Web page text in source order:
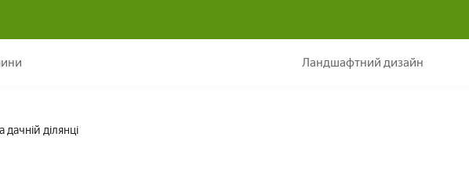
Ландшафтний дизайн
ділянці